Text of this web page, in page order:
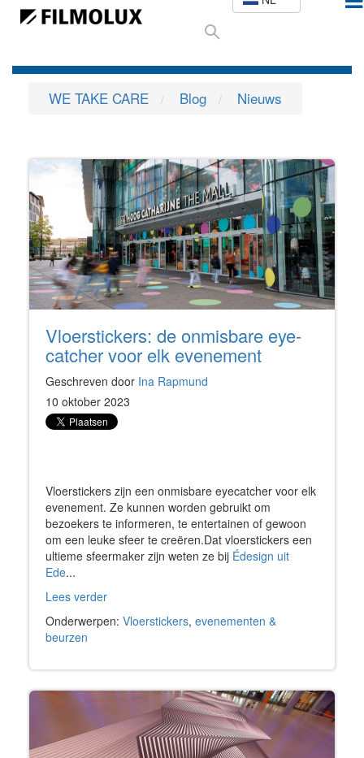
WE TAKE CARE Blog Nieuws
Vloerstickers: de onmisbare eye-
catcher voor elk evenement
Geschreven door Ina Rapmund
10 oktober 2023
Vloerstickers zijn een onmisbare eyecatcher voor elk
evenement. Ze kunnen worden gebruikt om
bezoekers te informeren, te entertainen of gewoon
om een leuke sfeer te creëren.Dat vloerstickers een
ultieme sfeermaker zijn weten ze bij Édesign uit
Ede...
Lees verder
Onderwerpen: Vloerstickers, evenementen &
beurzen